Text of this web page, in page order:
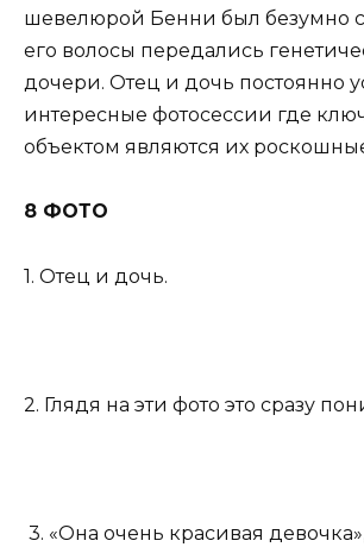
шевелюрой Бенни был безумно
его волосы передались
дочери. Отец и дочь постоянно
интересные фотосессии где
объектом являются их
8 ФОТО
1. Отец и дочь.
2. Глядя на эти фото это сразу
3. «Она очень красивая